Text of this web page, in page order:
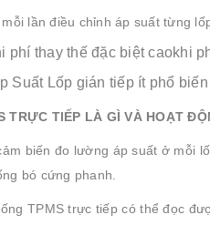
lần điều chỉnh áp suất từng
phí thay thế đặc biệt caokhi
Suất Lốp gián tiếp ít phổ
TRỰC TIẾP LÀ GÌ VÀ HOẠT
biến đo lường áp suất ở mỗi
bó cứng phanh.
TPMS trực tiếp có thể đọc